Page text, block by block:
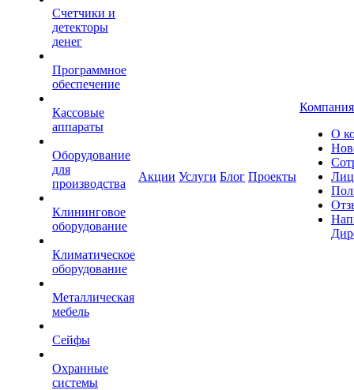
Счетчики и
детекторы
денег
Программное
обеспечение
Кассовые
аппараты
Оборудование
для
производства
Клининговое
оборудование
Климатическое
оборудование
Металлическая
мебель
Сейфы
Охранные
системы
Акции Услуги Блог Проекты
Компания
О